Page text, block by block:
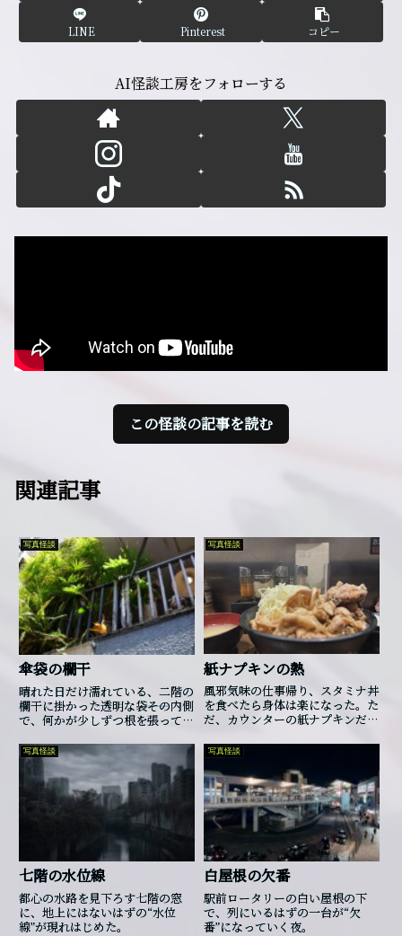
LINE Pinterest コピー
AI怪談工房をフォローする
この怪談の記事を読む
関連記事
写真怪談
傘袋の欄干
晴れた日だけ濡れている、二階の
欄干に掛かった透明な袋――その内側
で、何かが少しずつ根を張ってい
写真怪談
紙ナプキンの熱
風邪気味の仕事帰り、スタミナ丼
を食べたら身体は楽になった。た
だ、カウンターの紙ナプキンだけ
写真怪談
七階の水位線
都心の水路を見下ろす七階の窓
に、地上にはないはずの“水位
線”が現れはじめた。
写真怪談
白屋根の欠番
駅前ロータリーの白い屋根の下
で、列にいるはずの一台が“欠
番”になっていく夜。